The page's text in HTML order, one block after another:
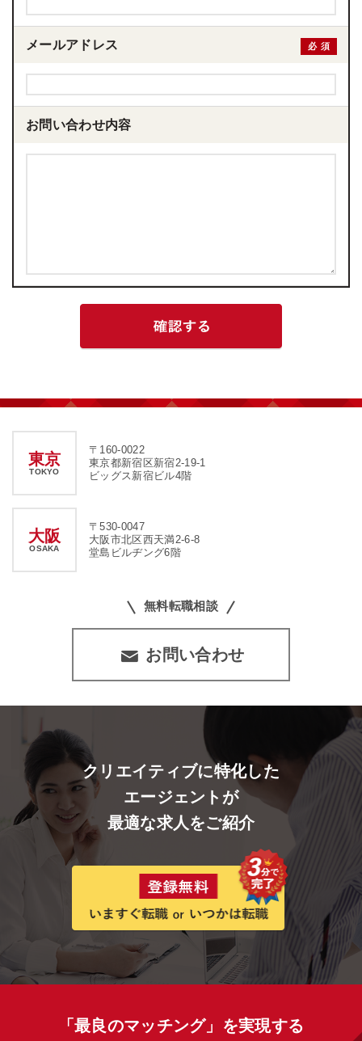
メールアドレス 必須
お問い合わせ内容
東京
TOKYO
〒160-0022
東京都新宿区新宿2-19-1
ビッグス新宿ビル4階
大阪
OSAKA
〒530-0047
大阪市北区西天満2-6-8
堂島ビルヂング6階
無料転職相談
お問い合わせ
クリエイティブに特化した
エージェントが
最適な求人をご紹介
「最良のマッチング」を実現する